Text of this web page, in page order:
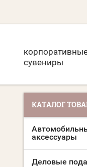
сувениры
КАТАЛОГ
аксессуары
Деловые